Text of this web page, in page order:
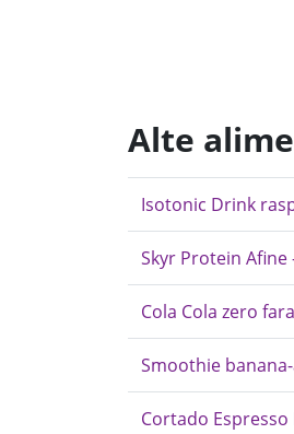
Alte
Isotonic Drink
Skyr Protein Afine
Cola Cola zero
Smoothie
Cortado